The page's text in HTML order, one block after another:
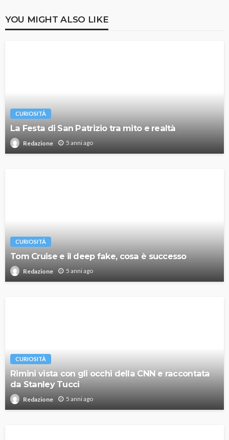
YOU MIGHT ALSO LIKE
CURIOSITÀ
La Festa di San Patrizio tra mito e realtà
Redazione 5 anni ago
CURIOSITÀ
Tom Cruise e il deep fake, cosa è successo
Redazione 5 anni ago
CURIOSITÀ
Rimini vista con gli occhi della CNN e raccontata
da Stanley Tucci
Redazione 5 anni ago